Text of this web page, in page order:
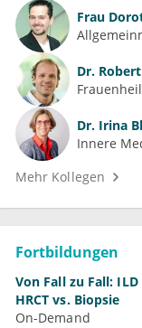
Frau
Dr.
Dr. Irina
Innere
Mehr Kollegen
Fortbildungen
Von Fall zu Fall:
HRCT vs. Biopsie
On-Demand